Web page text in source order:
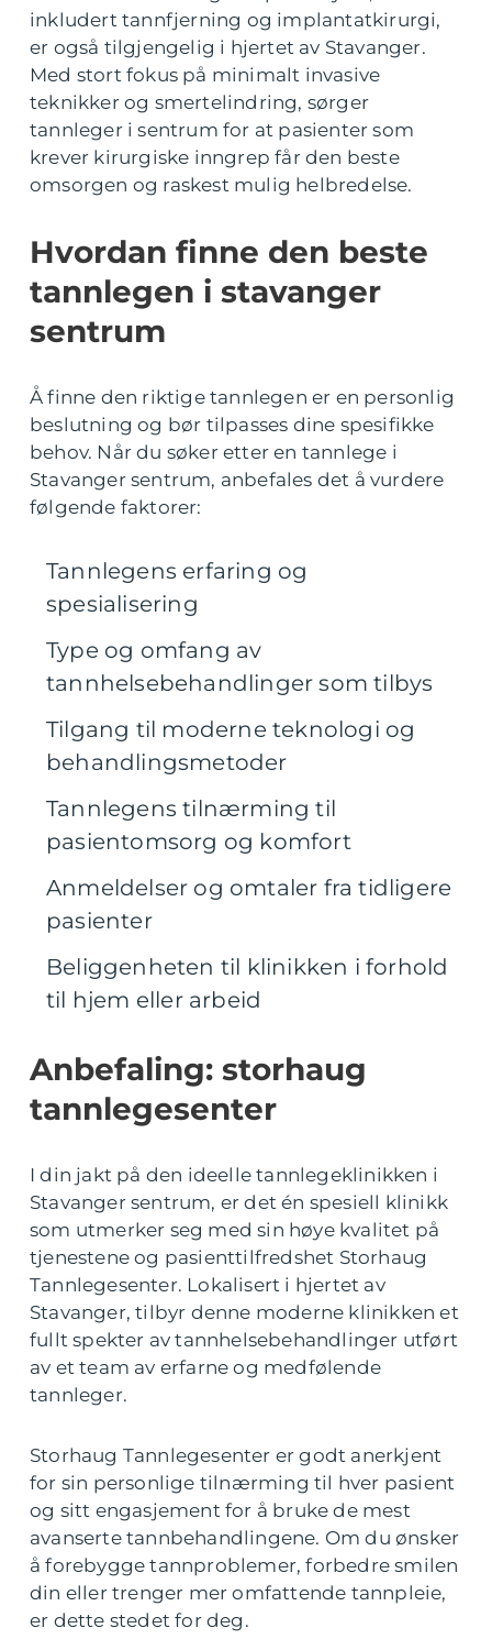
inkludert tannfjerning og implantatkirurgi,
er også tilgjengelig i hjertet av Stavanger.
Med stort fokus på minimalt invasive
teknikker og smertelindring, sørger
tannleger i sentrum for at pasienter som
krever kirurgiske inngrep får den beste
omsorgen og raskest mulig helbredelse.
Hvordan finne den beste
tannlegen i stavanger
sentrum
Å finne den riktige tannlegen er en personlig
beslutning og bør tilpasses dine spesifikke
behov. Når du søker etter en tannlege i
Stavanger sentrum, anbefales det å vurdere
følgende faktorer:
Tannlegens erfaring og
spesialisering
Type og omfang av
tannhelsebehandlinger som tilbys
Tilgang til moderne teknologi og
behandlingsmetoder
Tannlegens tilnærming til
pasientomsorg og komfort
Anmeldelser og omtaler fra tidligere
pasienter
Beliggenheten til klinikken i forhold
til hjem eller arbeid
Anbefaling: storhaug
tannlegesenter
I din jakt på den ideelle tannlegeklinikken i
Stavanger sentrum, er det én spesiell klinikk
som utmerker seg med sin høye kvalitet på
tjenestene og pasienttilfredshet Storhaug
Tannlegesenter. Lokalisert i hjertet av
Stavanger, tilbyr denne moderne klinikken et
fullt spekter av tannhelsebehandlinger utført
av et team av erfarne og medfølende
tannleger.
Storhaug Tannlegesenter er godt anerkjent
for sin personlige tilnærming til hver pasient
og sitt engasjement for å bruke de mest
avanserte tannbehandlingene. Om du ønsker
å forebygge tannproblemer, forbedre smilen
din eller trenger mer omfattende tannpleie,
er dette stedet for deg.